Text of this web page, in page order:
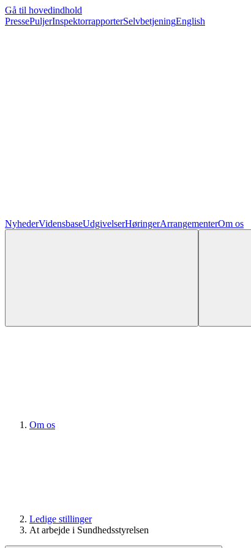
Gå til hovedindhold
PressePuljerInspektorrapporterSelvbetjeningEnglish
NyhederVidensbaseUdgivelserHøringerArrangementerOm os
Om os
Ledige stillinger
At arbejde i Sundhedsstyrelsen